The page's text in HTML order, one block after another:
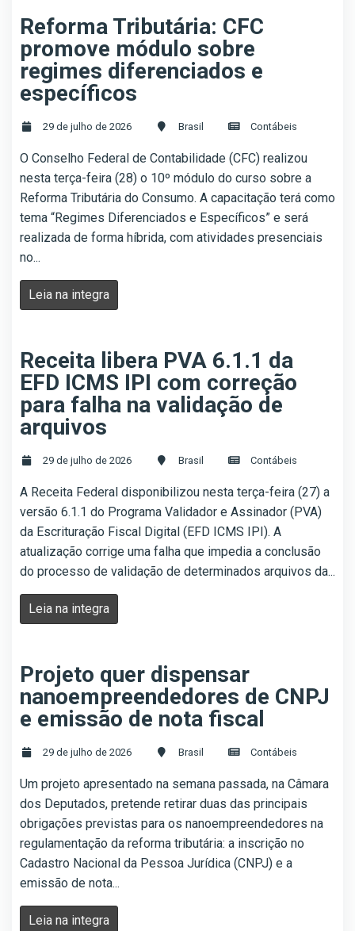
Reforma Tributária: CFC
promove módulo sobre
regimes diferenciados e
específicos
29 de julho de 2026 Brasil Contábeis
O Conselho Federal de Contabilidade (CFC) realizou
nesta terça-feira (28) o 10º módulo do curso sobre a
Reforma Tributária do Consumo. A capacitação terá como
tema “Regimes Diferenciados e Específicos” e será
realizada de forma híbrida, com atividades presenciais
no...
Leia na integra
Receita libera PVA 6.1.1 da
EFD ICMS IPI com correção
para falha na validação de
arquivos
29 de julho de 2026 Brasil Contábeis
A Receita Federal disponibilizou nesta terça-feira (27) a
versão 6.1.1 do Programa Validador e Assinador (PVA)
da Escrituração Fiscal Digital (EFD ICMS IPI). A
atualização corrige uma falha que impedia a conclusão
do processo de validação de determinados arquivos da...
Leia na integra
Projeto quer dispensar
nanoempreendedores de CNPJ
e emissão de nota fiscal
29 de julho de 2026 Brasil Contábeis
Um projeto apresentado na semana passada, na Câmara
dos Deputados, pretende retirar duas das principais
obrigações previstas para os nanoempreendedores na
regulamentação da reforma tributária: a inscrição no
Cadastro Nacional da Pessoa Jurídica (CNPJ) e a
emissão de nota...
Leia na integra